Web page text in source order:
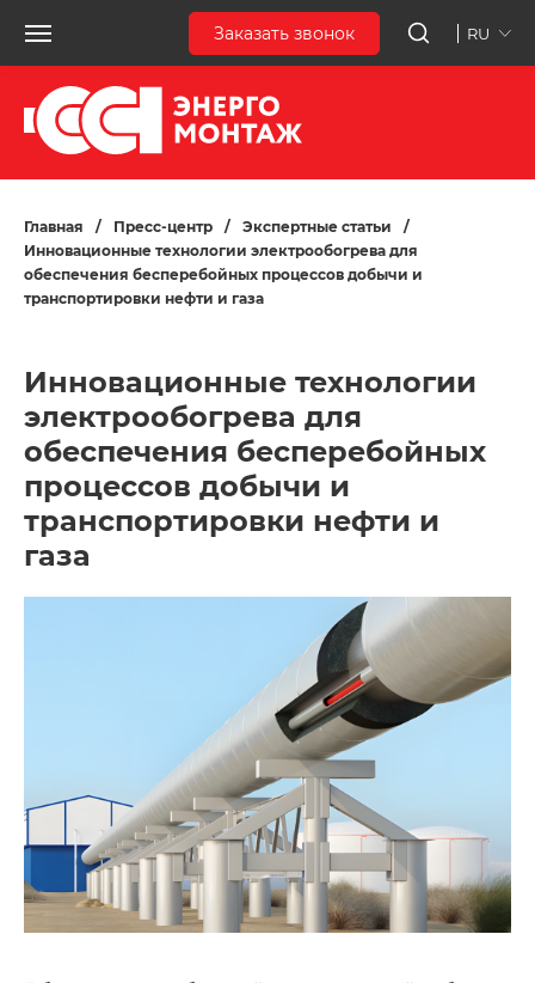
Заказать звонок RU
Главная / Пресс-центр / Экспертные статьи
/
Инновационные технологии электрообогрева для
обеспечения бесперебойных процессов добычи и
транспортировки нефти и газа
Инновационные технологии
электрообогрева для
обеспечения бесперебойных
процессов добычи и
транспортировки нефти и
газа